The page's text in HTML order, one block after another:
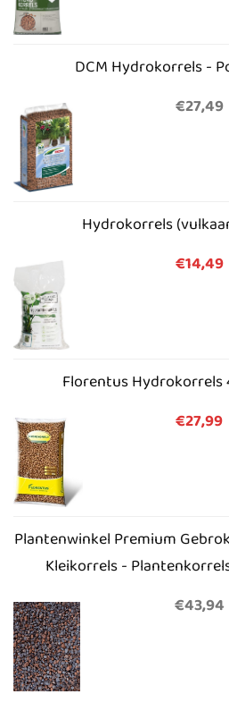
DCM Hydrokorrels -
€27,49
Hydrokorrels
€14,49
Florentus
€27,99
Plantenwinkel Premium
Kleikorrels -
€43,94